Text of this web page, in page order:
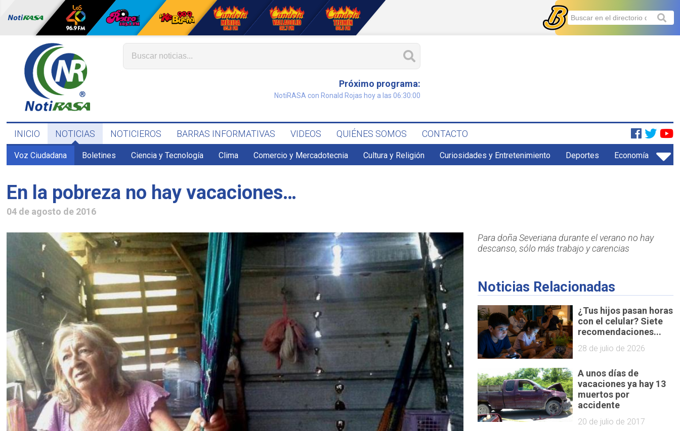
Próximo programa:
NotiRASA con Ronald Rojas hoy a las 06:30:00
INICIO NOTICIAS NOTICIEROS BARRAS INFORMATIVAS VIDEOS QUIÉNES SOMOS CONTACTO
Voz Ciudadana Boletines Ciencia y Tecnología Clima Comercio y Mercadotecnia Cultura y Religión Curiosidades y Entretenimiento Deportes Economía
En la pobreza no hay vacaciones…
04 de agosto de 2016
Para doña Severiana durante el verano no hay
descanso, sólo más trabajo y carencias
Noticias Relacionadas
¿Tus hijos pasan horas
con el celular? Siete
recomendaciones...
28 de julio de 2026
A unos días de
vacaciones ya hay 13
muertos por
accidente
20 de julio de 2017